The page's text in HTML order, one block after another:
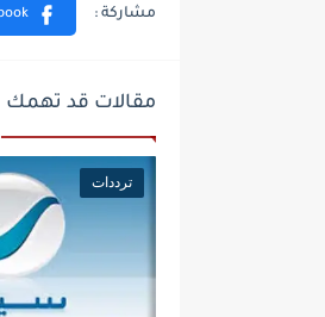
مقالات قد تهمك
ترددات